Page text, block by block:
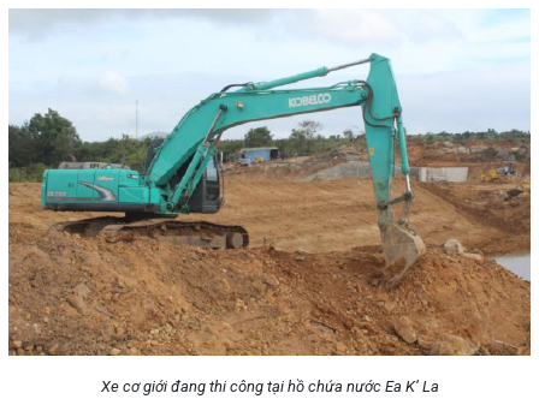
Xe cơ giới đang thi công tại hồ chứa nước Ea K’ La